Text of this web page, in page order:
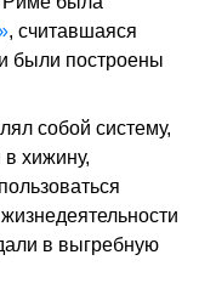
, считавшаяся
были построены
собой систему,
хижину,
в выгребную